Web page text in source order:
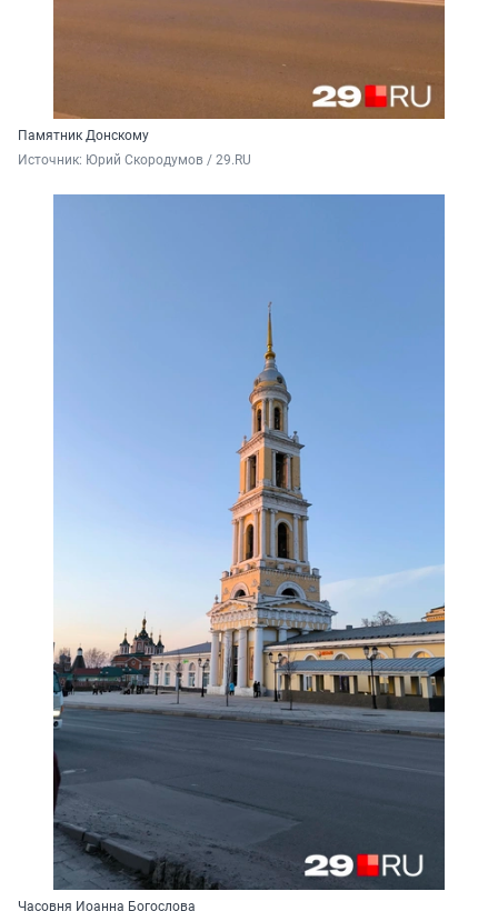
Памятник Донскому
Источник: Юрий Скородумов / 29.RU
Часовня Иоанна Богослова